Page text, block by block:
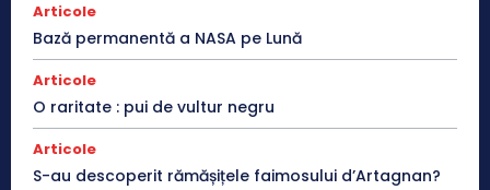
Articole
Bază permanentă a NASA pe Lună
Articole
O raritate : pui de vultur negru
Articole
S-au descoperit rămășițele faimosului d’Artagnan?